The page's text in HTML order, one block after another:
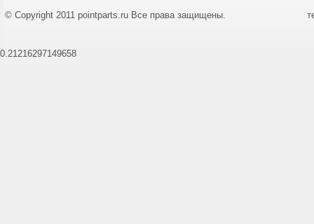
© Copyright 2011 pointparts.ru Все права защищены.
0.21216297149658